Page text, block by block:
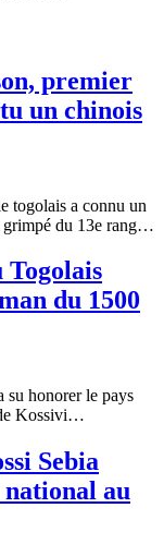
premier
un chinois
togolais a connu un
grimpé du 13e rang…
Togolais
du 1500
su honorer le pays
Kossivi…
Sebia
au